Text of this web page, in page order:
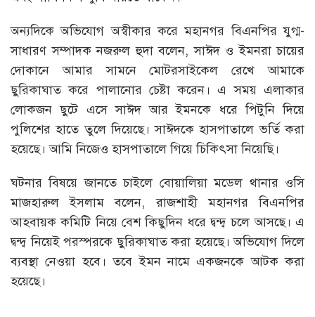
অন্যদিকে অভিযোগ অস্বীকার করে মহানগর বিএনপির যুগ্ম-
সাধারণ সম্পাদক নজরুল হুদা বলেন, সাঈদ ও ইমনরা চায়ের
দোকানে আমার সামনে মোটরসাইকেল রেখে আমাকে
ছুরিকাঘাত করে পালানোর চেষ্টা করেন। এ সময় এলাকার
লোকজন ছুটে এসে সাঈদ আর ইমনকে ধরে পিটুনি দিয়ে
পুলিশের হাতে তুলে দিয়েছে। সাঈদকে হাসপাতালে ভর্তি করা
হয়েছে। আমি নিজেও হাসপাতালে গিয়ে চিকিৎসা নিয়েছি।
ঘটনার বিষয়ে জানতে চাইলে বোয়ালিয়া মডেল থানার ওসি
মাজহারুল ইসলাম বলেন, রাজশাহী মহানগর বিএনপির
আহবায়ক কমিটি নিয়ে বেশ কিছুদিন ধরে দ্বন্দ্ব চলে আসছে। এ
দ্বন্দ্ব নিয়েই পরস্পরকে ছুরিকাঘাত করা হয়েছে। অভিযোগ দিলে
ব্যবস্থা নেওয়া হবে। তবে ইমন নামে একজনকে আটক করা
হয়েছে।